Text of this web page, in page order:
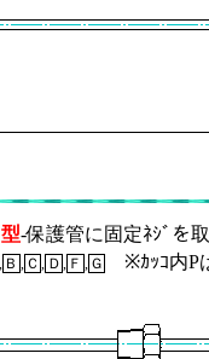
-保護管に固定ﾈｼﾞを
, Ｂ , Ｃ , Ｄ , Ｆ , Ｇ ※ｶｯｺ内P